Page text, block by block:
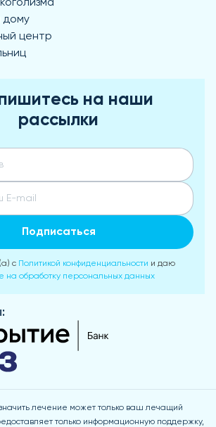
дому
центр
на наши
рассылки
Подписаться
с Политикой конфиденциальности и даю
на обработку персональных данных
лечение может только ваш лечащий
только информационную поддержку,